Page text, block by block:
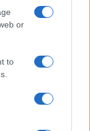
or
to